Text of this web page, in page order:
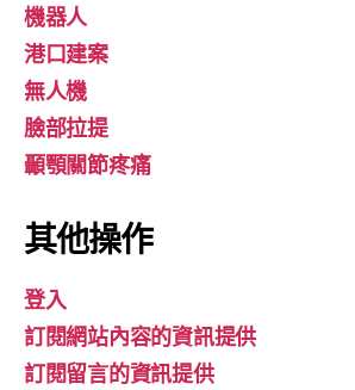
機器人
港口建案
無人機
臉部拉提
顳顎關節疼痛
其他操作
登入
訂閱網站內容的資訊提供
訂閱留言的資訊提供